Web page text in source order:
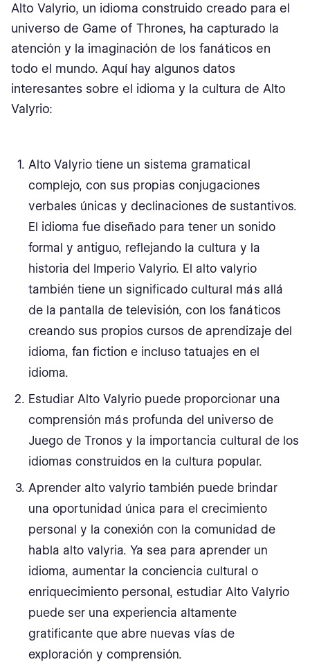
Alto Valyrio, un idioma construido creado para el
universo de Game of Thrones, ha capturado la
atención y la imaginación de los fanáticos en
todo el mundo. Aquí hay algunos datos
interesantes sobre el idioma y la cultura de Alto
Valyrio:
Alto Valyrio tiene un sistema gramatical
complejo, con sus propias conjugaciones
verbales únicas y declinaciones de sustantivos.
El idioma fue diseñado para tener un sonido
formal y antiguo, reflejando la cultura y la
historia del Imperio Valyrio. El alto valyrio
también tiene un significado cultural más allá
de la pantalla de televisión, con los fanáticos
creando sus propios cursos de aprendizaje del
idioma, fan fiction e incluso tatuajes en el
idioma.
Estudiar Alto Valyrio puede proporcionar una
comprensión más profunda del universo de
Juego de Tronos y la importancia cultural de los
idiomas construidos en la cultura popular.
Aprender alto valyrio también puede brindar
una oportunidad única para el crecimiento
personal y la conexión con la comunidad de
habla alto valyria. Ya sea para aprender un
idioma, aumentar la conciencia cultural o
enriquecimiento personal, estudiar Alto Valyrio
puede ser una experiencia altamente
gratificante que abre nuevas vías de
exploración y comprensión.